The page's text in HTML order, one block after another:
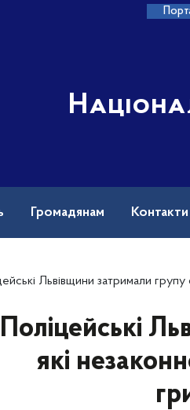
Громадянам Контакти
Львівщини затримали групу осіб, які незаконно заволоділи 6 мільйонами гривень
Поліцейські
які